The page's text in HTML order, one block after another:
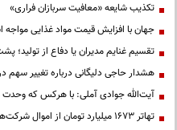
تکذیب شایعه «معافیت سربازان فراری»
جهان با افزایش قیمت مواد غذایی
تقسیم غنایم مدیران یا دفاع از
هشدار حاجی دلیگانی درباره تغییر سهم
آیت‌الله جوادی آملی: با هرکس که وحدت
تهاتر ۱۶۷۳ میلیارد تومان از اموال شرکت‌های تراستی